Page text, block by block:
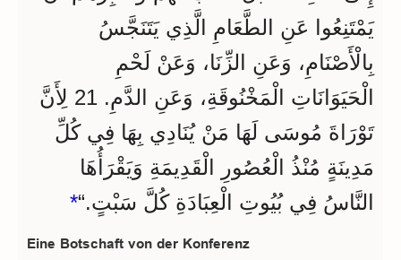
يَمْتَنِعُوا عَنِ الطَّعَامِ الَّذِي يَتَنَجَّسُ
بِالْأَصْنَامِ، وَعَنِ الزِّنَا، وَعَنْ لَحْمِ
الْحَيَوَانَاتِ الْمَخْنُوقَةِ، وَعَنِ الدَّمِ. 21 لِأَنَّ
تَوْرَاةَ مُوسَى لَهَا مَنْ يُنَادِي بِهَا فِي كُلِّ
مَدِينَةٍ مُنْذُ الْعُصُورِ الْقَدِيمَةِ وَيَقْرَأُهَا
النَّاسُ فِي بُيُوتِ الْعِبَادَةِ كُلَّ سَبْتٍ.“*
Eine Botschaft von der Konferenz